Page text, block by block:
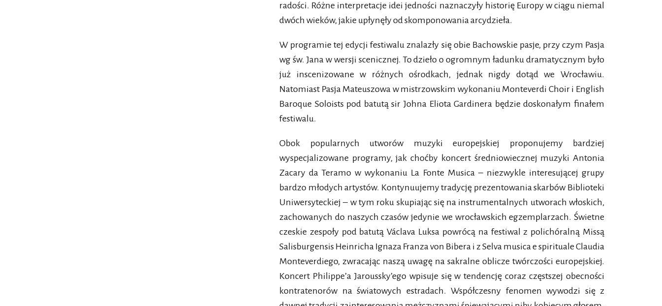
radości. Różne interpretacje idei jedności naznaczyły historię Europy w ciągu niemal
dwóch wieków, jakie upłynęły od skomponowania arcydzieła.
W programie tej edycji festiwalu znalazły się obie Bachowskie pasje, przy czym Pasja
wg św. Jana w wersji scenicznej. To dzieło o ogromnym ładunku dramatycznym było
już inscenizowane w różnych ośrodkach, jednak nigdy dotąd we Wrocławiu.
Natomiast Pasja Mateuszowa w mistrzowskim wykonaniu Monteverdi Choir i English
Baroque Soloists pod batutą sir Johna Eliota Gardinera będzie doskonałym finałem
festiwalu.
Obok popularnych utworów muzyki europejskiej proponujemy bardziej
wyspecjalizowane programy, jak choćby koncert średniowiecznej muzyki Antonia
Zacary da Teramo w wykonaniu La Fonte Musica – niezwykle interesującej grupy
bardzo młodych artystów. Kontynuujemy tradycję prezentowania skarbów Biblioteki
Uniwersyteckiej – w tym roku skupiając się na instrumentalnych utworach włoskich,
zachowanych do naszych czasów jedynie we wrocławskich egzemplarzach. Świetne
czeskie zespoły pod batutą Václava Luksa powrócą na festiwal z polichóralną Missą
Salisburgensis Heinricha Ignaza Franza von Bibera i z Selva musica e spirituale Claudia
Monteverdiego, zwracając naszą uwagę na sakralne oblicze twórczości europejskiej.
Koncert Philippe’a Jaroussky’ego wpisuje się w tendencję coraz częstszej obecności
kontratenorów na światowych estradach. Współczesny fenomen wywodzi się z